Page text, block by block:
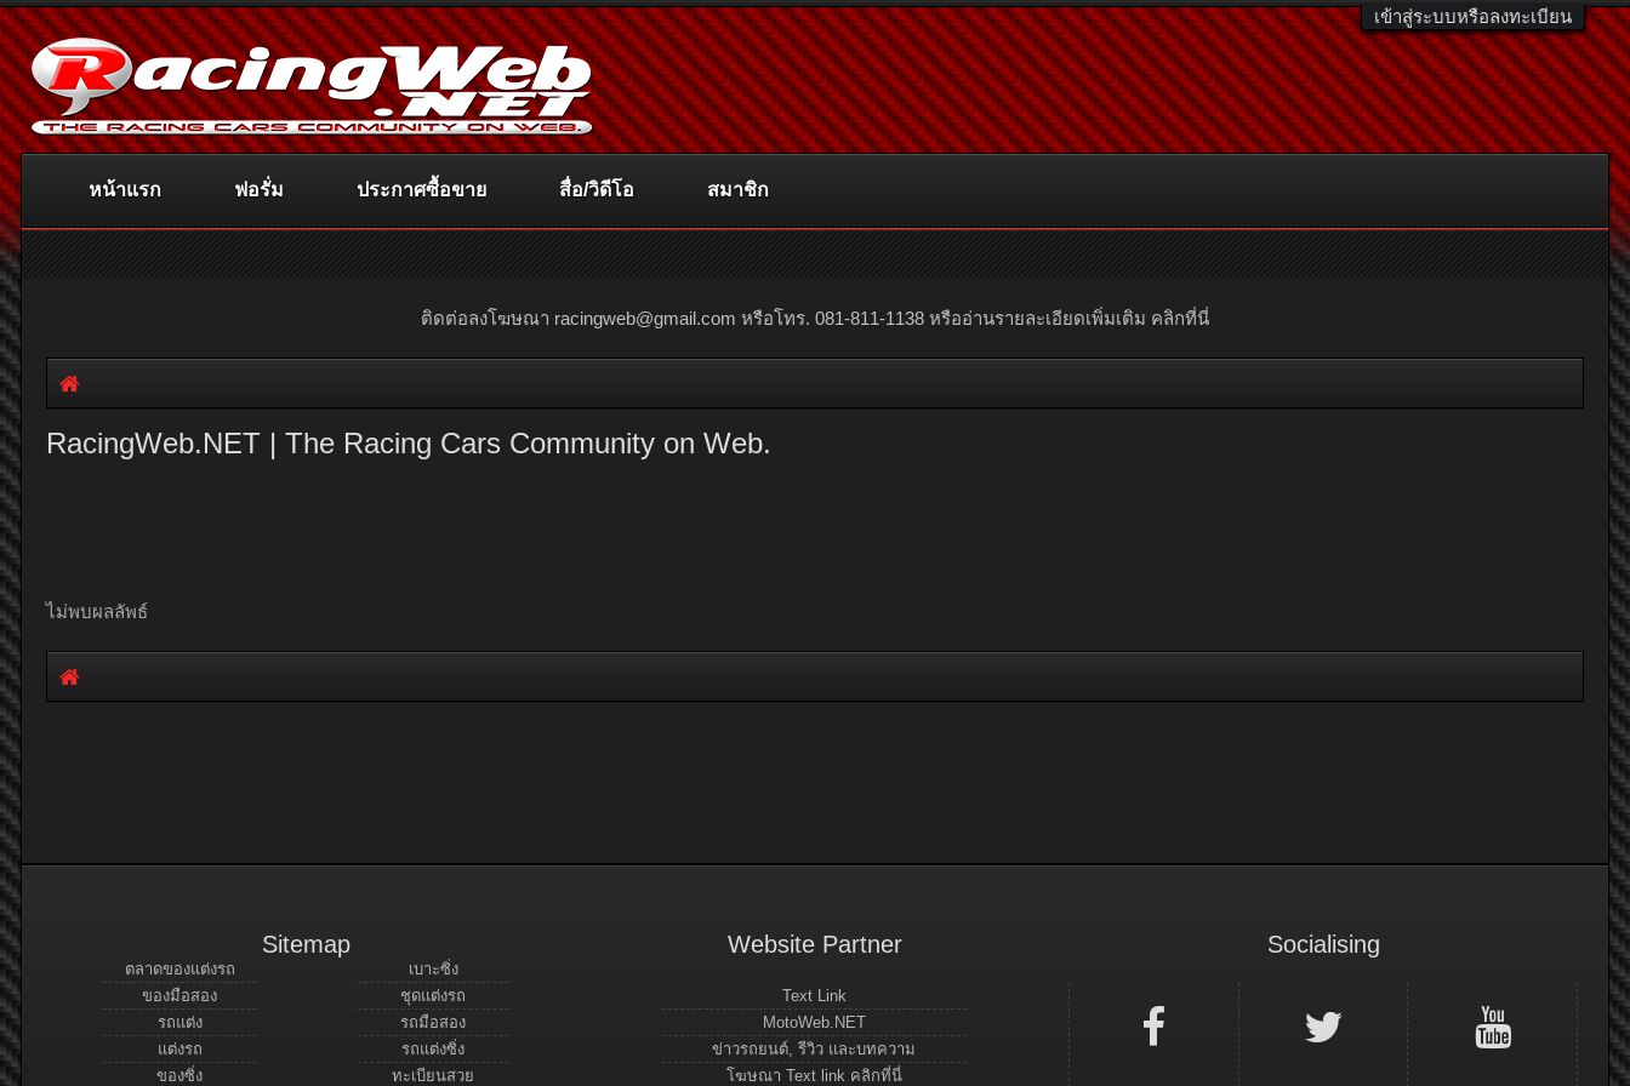
เข้าสู่ระบบหรือลงทะเบียน
ติดต่อลงโฆษณา racingweb@gmail.com หรือโทร. 081-811-1138 หรืออ่านรายละเอียดเพิ่มเติม คลิกที่นี่
RacingWeb.NET | The Racing Cars Community on Web.
ไม่พบผลลัพธ์
หน้าแรก ฟอรั่ม ประกาศซื้อขาย สื่อ/วิดีโอ สมาชิก
Sitemap
ตลาดของแต่งรถ
ของมือสอง
รถแต่ง
แต่งรถ
ของซิ่ง
เบาะซิ่ง
ชุดแต่งรถ
รถมือสอง
รถแต่งซิ่ง
ทะเบียนสวย
Website Partner
Text Link
MotoWeb.NET
ข่าวรถยนต์, รีวิว และบทความ
โฆษณา Text link คลิกที่นี่
Socialising